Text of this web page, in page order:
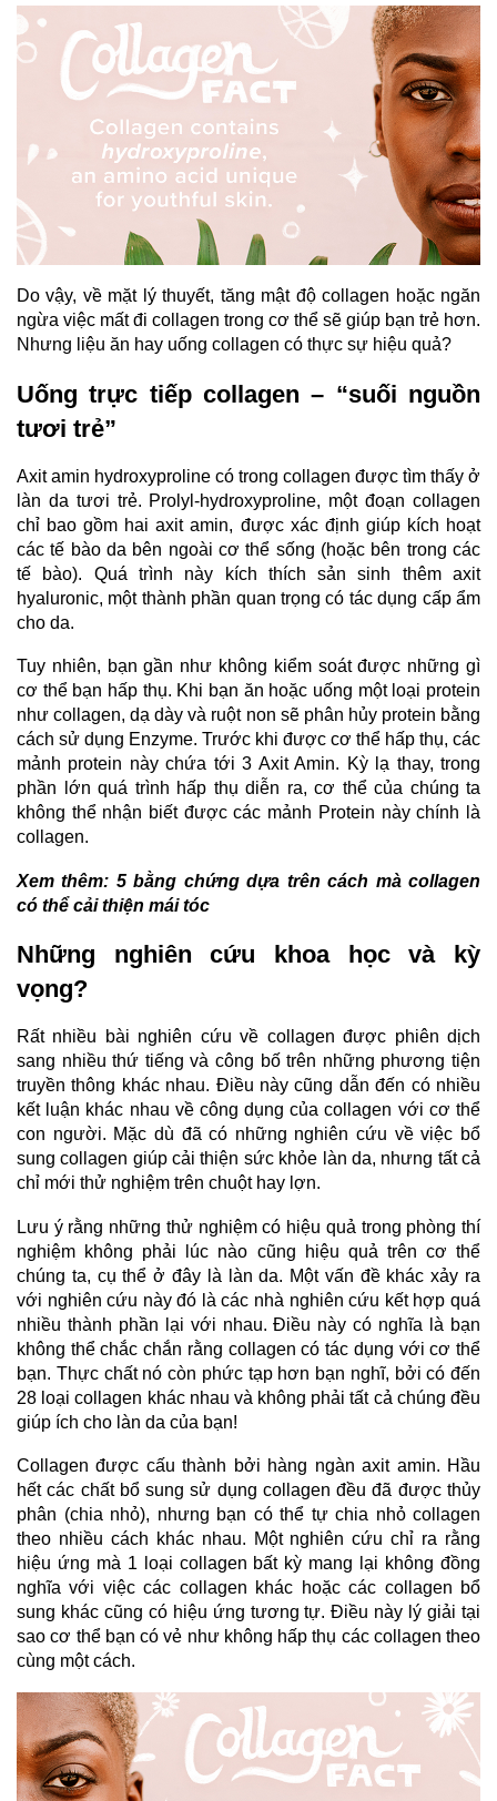
Do vậy, về mặt lý thuyết, tăng mật độ collagen hoặc ngăn
ngừa việc mất đi collagen trong cơ thể sẽ giúp bạn trẻ hơn.
Nhưng liệu ăn hay uống collagen có thực sự hiệu quả?
Uống trực tiếp collagen – “suối nguồn
tươi trẻ”
Axit amin hydroxyproline có trong collagen được tìm thấy ở
làn da tươi trẻ. Prolyl-hydroxyproline, một đoạn collagen
chỉ bao gồm hai axit amin, được xác định giúp kích hoạt
các tế bào da bên ngoài cơ thể sống (hoặc bên trong các
tế bào). Quá trình này kích thích sản sinh thêm axit
hyaluronic, một thành phần quan trọng có tác dụng cấp ẩm
cho da.
Tuy nhiên, bạn gần như không kiểm soát được những gì
cơ thể bạn hấp thụ. Khi bạn ăn hoặc uống một loại protein
như collagen, dạ dày và ruột non sẽ phân hủy protein bằng
cách sử dụng Enzyme. Trước khi được cơ thể hấp thụ, các
mảnh protein này chứa tới 3 Axit Amin. Kỳ lạ thay, trong
phần lớn quá trình hấp thụ diễn ra, cơ thể của chúng ta
không thể nhận biết được các mảnh Protein này chính là
collagen.
Xem thêm: 5 bằng chứng dựa trên cách mà collagen
có thể cải thiện mái tóc
Những nghiên cứu khoa học và kỳ
vọng?
Rất nhiều bài nghiên cứu về collagen được phiên dịch
sang nhiều thứ tiếng và công bố trên những phương tiện
truyền thông khác nhau. Điều này cũng dẫn đến có nhiều
kết luận khác nhau về công dụng của collagen với cơ thể
con người. Mặc dù đã có những nghiên cứu về việc bổ
sung collagen giúp cải thiện sức khỏe làn da, nhưng tất cả
chỉ mới thử nghiệm trên chuộthay lợn.
Lưu ý rằng những thử nghiệm có hiệu quả trong phòng thí
nghiệm không phải lúc nào cũng hiệu quả trên cơ thể
chúng ta, cụthể ở đây là làn da. Một vấn đề khác xảy ra
với nghiên cứu này đó là các nhà nghiên cứu kết hợp quá
nhiều thành phần lại với nhau. Điều này có nghĩa là bạn
không thể chắc chắn rằng collagen có tác dụng với cơ thể
bạn. Thực chất nó còn phức tạp hơn bạn nghĩ, bởi có đến
28 loại collagen khác nhau và không phải tất cả chúng đều
giúp ích cho làn da của bạn!
Collagen được cấu thành bởi hàng ngàn axit amin. Hầu
hết các chất bổ sung sử dụng collagen đều đã được thủy
phân (chia nhỏ), nhưng bạn có thể tự chia nhỏ collagen
theo nhiều cách khác nhau. Một nghiên cứu chỉ ra rằng
hiệu ứng mà 1 loại collagen bất kỳ mang lại không đồng
nghĩa với việc các collagen khác hoặc các collagen bổ
sung khác cũng có hiệu ứng tương tự. Điều này lý giải tại
sao cơ thể bạn có vẻ như không hấp thụ các collagen theo
cùng một cách.